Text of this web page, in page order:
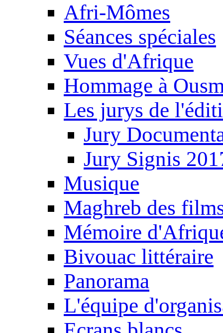
Afri-Mômes
Séances spéciales
Vues d'Afrique
Hommage à
Les jurys de
Jury
Jury Signis
Musique
Maghreb des
Mémoire
Bivouac littéraire
Panorama
L'équipe